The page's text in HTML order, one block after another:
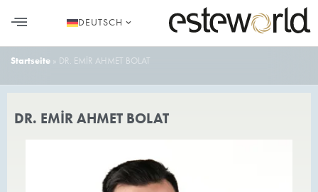
DEUTSCH
Startseite » DR. EMİR AHMET BOLAT
DR. EMİR AHMET BOLAT